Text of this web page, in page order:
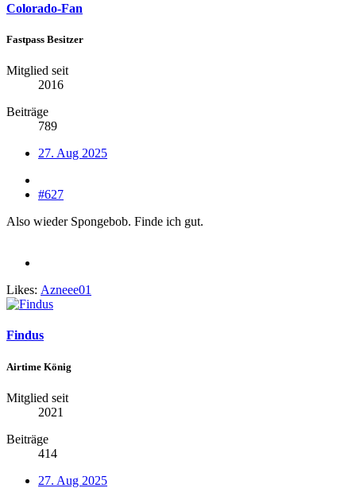
Colorado-Fan
Fastpass Besitzer
Mitglied seit
2016
Beiträge
789
27. Aug 2025
#627
Also wieder Spongebob. Finde ich gut.
Likes: Azneee01
Findus
Airtime König
Mitglied seit
2021
Beiträge
414
27. Aug 2025